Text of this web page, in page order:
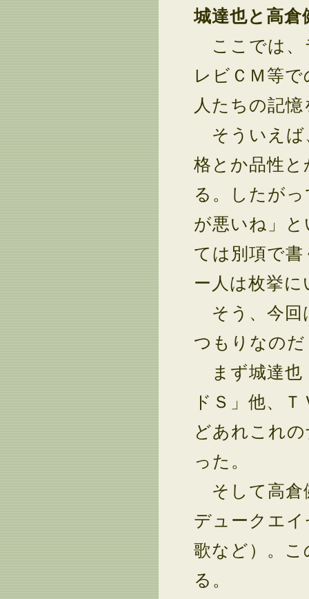
城達也と高倉
ここでは、
レビＣＭ等
人たちの記
そういえば
格とか品性
る。したが
が悪いね」
ては別項で
ー人は枚挙
そう、今回
つもりなのだ
まず城達也
ドＳ」他、
どあれこれ
った。
そして高倉
デュークエ
歌など）。
る。